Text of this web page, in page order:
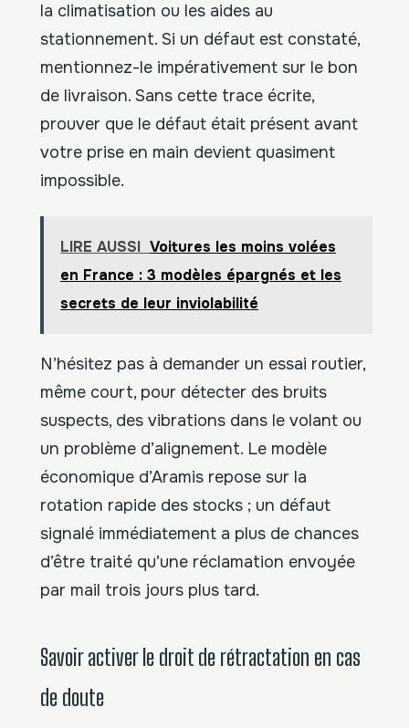
la climatisation ou les aides au
stationnement. Si un défaut est constaté,
mentionnez-le impérativement sur le bon
de livraison. Sans cette trace écrite,
prouver que le défaut était présent avant
votre prise en main devient quasiment
impossible.
LIRE AUSSI Voitures les moins volées
en France : 3 modèles épargnés et les
secrets de leur inviolabilité
N’hésitez pas à demander un essai routier,
même court, pour détecter des bruits
suspects, des vibrations dans le volant ou
un problème d’alignement. Le modèle
économique d’Aramis repose sur la
rotation rapide des stocks ; un défaut
signalé immédiatement a plus de chances
d’être traité qu’une réclamation envoyée
par mail trois jours plus tard.
Savoir activer le droit de rétractation en cas
de doute